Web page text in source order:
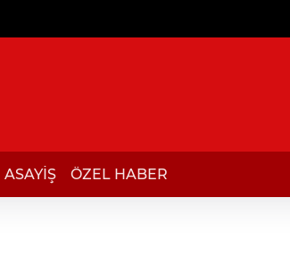
ASAYİŞ ÖZEL HABER